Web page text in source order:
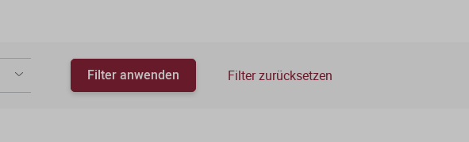
Filter zurücksetzen
Filter anwenden